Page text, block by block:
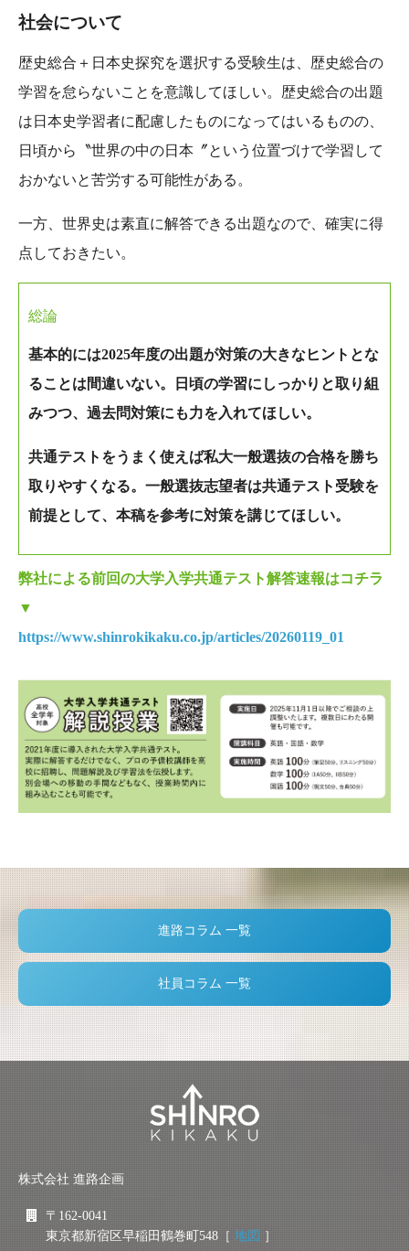
社会について
歴史総合＋日本史探究を選択する受験生は、歴史総合の
学習を怠らないことを意識してほしい。歴史総合の出題
は日本史学習者に配慮したものになってはいるものの、
日頃から〝世界の中の日本〞という位置づけで学習して
おかないと苦労する可能性がある。
一方、世界史は素直に解答できる出題なので、確実に得
点しておきたい。
総論
基本的には2025年度の出題が対策の大きなヒントとな
ることは間違いない。日頃の学習にしっかりと取り組
みつつ、過去問対策にも力を入れてほしい。
共通テストをうまく使えば私大一般選抜の合格を勝ち
取りやすくなる。一般選抜志望者は共通テスト受験を
前提として、本稿を参考に対策を講じてほしい。
弊社による前回の大学入学共通テスト解答速報はコチラ
▼
https://www.shinrokikaku.co.jp/articles/20260119_01
進路コラム 一覧
社員コラム 一覧
株式会社 進路企画
〒162-0041
東京都新宿区早稲田鶴巻町548［ 地図 ］